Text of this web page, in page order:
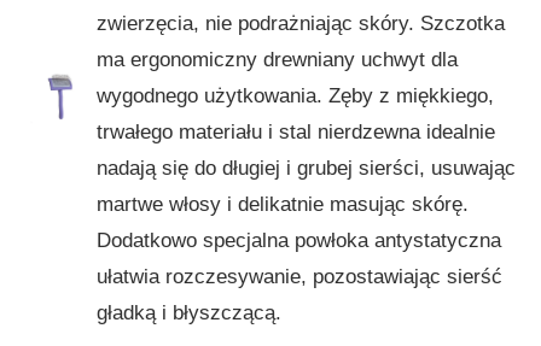
zwierzęcia, nie podrażniając skóry. Szczotka
ma ergonomiczny drewniany uchwyt dla
wygodnego użytkowania. Zęby z miękkiego,
trwałego materiału i stal nierdzewna idealnie
nadają się do długiej i grubej sierści, usuwając
martwe włosy i delikatnie masując skórę.
Dodatkowo specjalna powłoka antystatyczna
ułatwia rozczesywanie, pozostawiając sierść
gładką i błyszczącą.